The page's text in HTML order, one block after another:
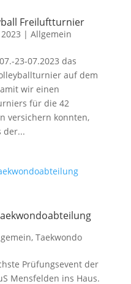
Freiluftturnier
| Allgemein
23-07.2023 das
auf dem
wir einen
für die 42
versichern konnten,
der...
, Taekwondo
Prüfungsevent der
Mensfelden ins Haus.